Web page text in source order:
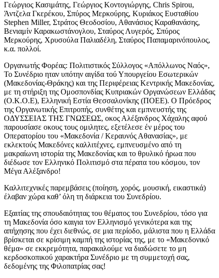
Γεώργιος Κασιμάτης, Γεώργιος Κοντογιώργης, Chris Spirou,
Άντζελα Γκερέκου, Σπύρος Μερκούρης, Κυριάκος Ευσταθίου
Stephen Miller, Στράτος Θεοδοσίου, Αθανάσιος Καραθανάσης,
Βενιαμίν Καρακωστάνογλου, Σταύρος Λυγερός, Σπύρος
Μερκούρης, Χρυσούλα Παλιαδέλη, Σταύρος Παπαμαρινόπουλος,
κ.α. πολλοί.
Οργανωτής Φορέας: Πολιτιστικός Σύλλογος «Απόλλωνος Ναός»,
Το Συνέδριο ηταν υπότην αιγίδα τού Υπουργείου Εσωτερικών
(Μακεδονίας-Θράκης) και της Περιφέρειας Κεντρικής Μακεδονίας,
με τη στήριξη της Ομοσπονδίας Κυπριακών Οργανώσεων Ελλάδας
(Ο.Κ.Ο.Ε), Ελληνική Εστία Θεσσαλονίκης (ΠΟΕΕ). Ο Πρόεδρος
της Οργανωτικής Επιτροπής, συνθέτης και εμπνευστής της
ΟΔΥΣΣΕΙΑΣ ΤΗΣ ΓΝΩΣΕΩΣ, οκος Αλέξανδρος Χάχαλης αφού
παρουσίασε οκους τους ομιλητες, εξετέλεσε έν μέρος του
Οπερατορίου του «Μακεδονία / Κεραυνός Αθανασίας», με
εκλεκτούς Μακεδόνες καλλιτέχνες, εμπνευσμένο από τη
μακραίωνη ιστορία της Μακεδονίας και το θρυλικό ήρωα που
διέδωσε τον Ελληνικό Πολιτισμό στα πέρατα του κόσμου, τον
Μέγα Αλέξανδρο!
Καλλιτεχνικές παρεμβάσεις (ποίηση, χορός, μουσική, εικαστικά)
έλαβαν χώρα καθ’ όλη τη διάρκεια του Συνεδρίου.
Εξαιτίας της σπουδαιότητας του θέματος του Συνεδρίου, τόσο για
τη Μακεδονία όσο καιγια τον Ελληνισμό γενικότερα και της
απήχησης που έχει διεθνώς, σε μια περίοδο, μάλιστα που η Ελλάδα
βρίσκεται σε κρίσιμη καμπή της ιστορίας της, με το «Μακεδονικό
θέμα» σε εκκρεμότητα, παρακαλούμε να διαδώσετε το μη
κερδοσκοπικού χαρακτήρα Συνέδριο με τη συμμετοχή σας,
δεδομένης της Φιλοπατρίας σας!